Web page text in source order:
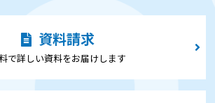
資料請求
で詳しい資料をお届けします